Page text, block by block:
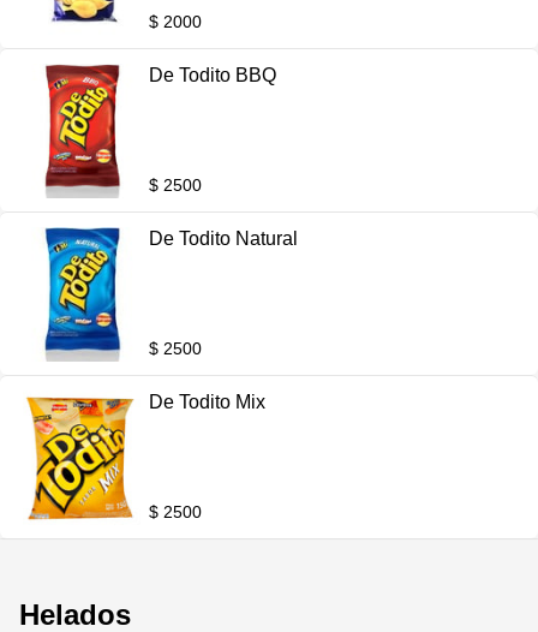
$ 2000
De Todito BBQ
$ 2500
De Todito Natural
$ 2500
De Todito Mix
$ 2500
Helados